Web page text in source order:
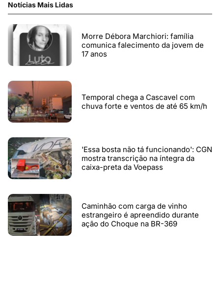
Notícias Mais Lidas
Morre Débora Marchiori: família
comunica falecimento da jovem de
17 anos
Temporal chega a Cascavel com
chuva forte e ventos de até 65 km/h
'Essa bosta não tá funcionando': CGN
mostra transcrição na íntegra da
caixa-preta da Voepass
Caminhão com carga de vinho
estrangeiro é apreendido durante
ação do Choque na BR-369